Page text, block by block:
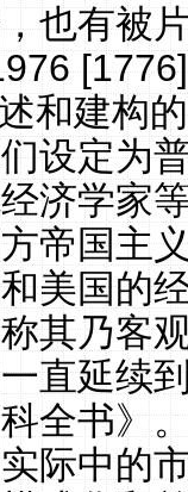
也有被
[1776]
和建构的
设定为
济学家
帝国主
美国的
其乃客
直延续
全书》
际中的